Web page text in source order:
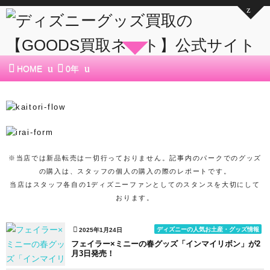
HOME 0年
※当店では新品転売は一切行っておりません。記事内のパークでのグッズ
の購入は、スタッフの個人の購入の際のレポートです。
当店はスタッフ各自の1ディズニーファンとしてのスタンスを大切にして
おります。
2025年1月24日 ディズニーの人気お土産・グッズ情報
フェイラー×ミニーの春グッズ「インマイリボン」が2
月3日発売！